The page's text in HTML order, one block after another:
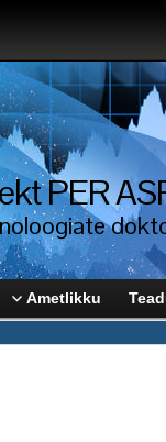
PER
Ametlikku